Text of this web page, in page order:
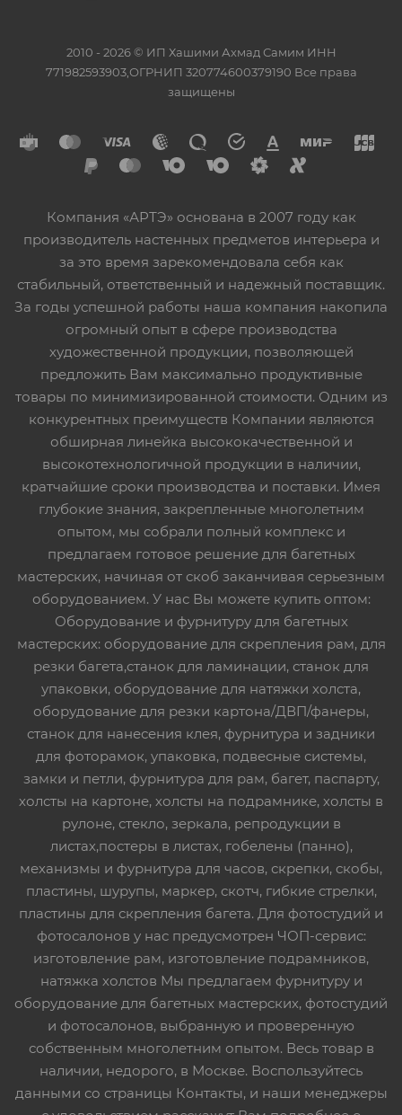
2010 - 2026 © ИП Хашими Ахмад Самим ИНН
771982593903,ОГРНИП 320774600379190 Все права
защищены
Компания «АРТЭ» основана в 2007 году как
производитель настенных предметов интерьера и
за это время зарекомендовала себя как
стабильный, ответственный и надежный поставщик.
За годы успешной работы наша компания накопила
огромный опыт в сфере производства
художественной продукции, позволяющей
предложить Вам максимально продуктивные
товары по минимизированной стоимости. Одним из
конкурентных преимуществ Компании являются
обширная линейка высококачественной и
высокотехнологичной продукции в наличии,
кратчайшие сроки производства и поставки. Имея
глубокие знания, закрепленные многолетним
опытом, мы собрали полный комплекс и
предлагаем готовое решение для багетных
мастерских, начиная от скоб заканчивая серьезным
оборудованием. У нас Вы можете купить оптом:
Оборудование и фурнитуру для багетных
мастерских: оборудование для скрепления рам, для
резки багета,станок для ламинации, станок для
упаковки, оборудование для натяжки холста,
оборудование для резки картона/ДВП/фанеры,
станок для нанесения клея, фурнитура и задники
для фоторамок, упаковка, подвесные системы,
замки и петли, фурнитура для рам, багет, паспарту,
холсты на картоне, холсты на подрамнике, холсты в
рулоне, стекло, зеркала, репродукции в
листах,постеры в листах, гобелены (панно),
механизмы и фурнитура для часов, скрепки, скобы,
пластины, шурупы, маркер, скотч, гибкие стрелки,
пластины для скрепления багета. Для фотостудий и
фотосалонов у нас предусмотрен ЧОП-сервис:
изготовление рам, изготовление подрамников,
натяжка холстов Мы предлагаем фурнитуру и
оборудование для багетных мастерских, фотостудий
и фотосалонов, выбранную и проверенную
собственным многолетним опытом. Весь товар в
наличии, недорого, в Москве. Воспользуйтесь
данными со страницы Контакты, и наши менеджеры